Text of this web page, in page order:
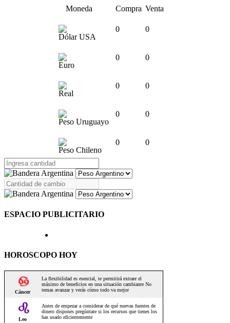
Moneda Compra Venta
Dólar USA
0 0
Euro
0 0
Real
0 0
Peso Uruguayo
0 0
Peso Chileno
0 0
ESPACIO PUBLICITARIO
HOROSCOPO HOY